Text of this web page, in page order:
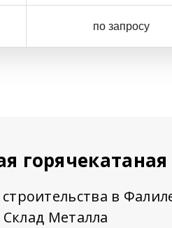
по запросу
в
Металла